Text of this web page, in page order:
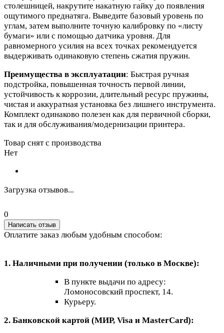
столешницей, накрутите накатную гайку до появления
ощутимого преднатяга. Выведите базовый уровень по
углам, затем выполните точную калибровку по «листу
бумаги» или с помощью датчика уровня. Для
равномерного усилия на всех точках рекомендуется
выдерживать одинаковую степень сжатия пружин.
Преимущества в эксплуатации: Быстрая ручная
подстройка, повышенная точность первой линии,
устойчивость к коррозии, длительный ресурс пружины,
чистая и аккуратная установка без лишнего инструмента.
Комплект одинаково полезен как для первичной сборки,
так и для обслуживания/модернизации принтера.
Товар снят с производства
Нет
Загрузка отзывов...
0
Написать отзыв
Оплатите заказ любым удобным способом:
1. Наличными при получении (только в Москве):
В пункте выдачи по адресу:
Ломоносовский проспект, 14.
Курьеру.
2. Банковской картой (МИР, Visa и MasterCard):